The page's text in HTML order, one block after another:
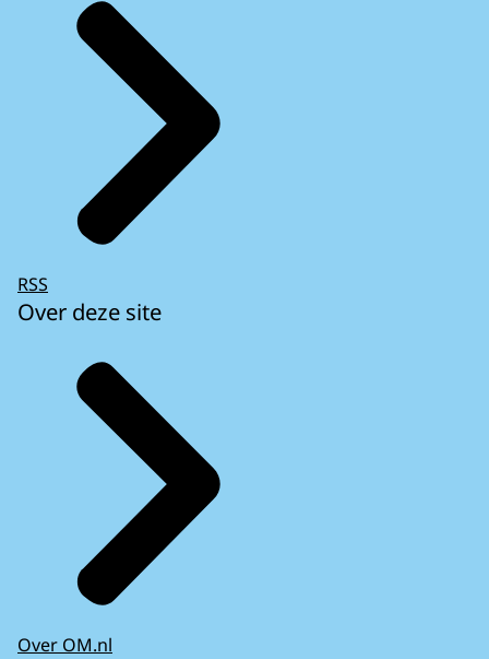
RSS
Over deze site
Over OM.nl